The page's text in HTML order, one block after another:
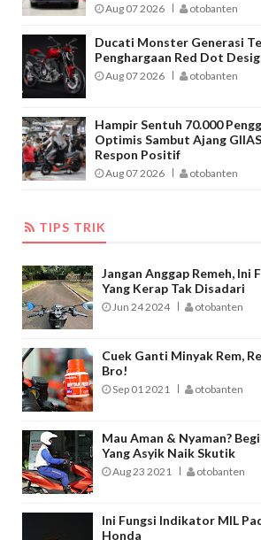
Aug 07 2026 otobanten
Ducati Monster Generasi
Penghargaan Red Dot
Aug 07 2026 otobanten
Hampir Sentuh 70.000
Optimis Sambut Ajang
Respon Positif
Aug 07 2026 otobanten
TIPS TRIK
Jangan Anggap Remeh, Ini
Yang Kerap Tak Disadari
Jun 24 2024 otobanten
Cuek Ganti Minyak Rem,
Bro!
Sep 01 2021 otobanten
Mau Aman & Nyaman?
Yang Asyik Naik Skutik
Aug 23 2021 otobanten
Ini Fungsi Indikator MIL
Honda